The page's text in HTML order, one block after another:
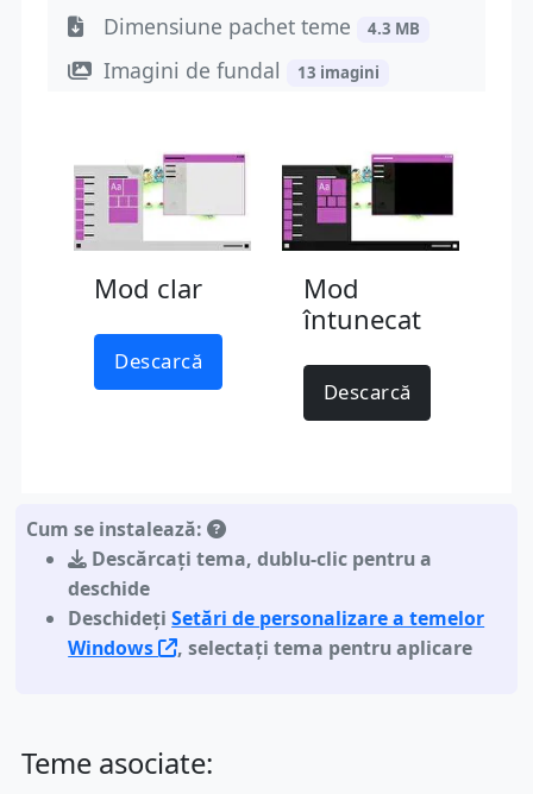
Dimensiune pachet teme 4.3 MB
Imagini de fundal 13 imagini
Mod clar
Descarcă
Mod
întunecat
Descarcă
Cum se instalează:
Descărcați tema,dublu-clic pentru a
deschide
DeschidețiSetări de personalizare a temelor
Windows
, selectați tema pentru aplicare
Teme asociate: